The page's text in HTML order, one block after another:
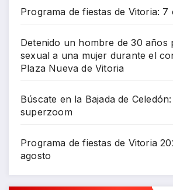
Programa de fiestas de Vitoria: 7
Detenido un hombre de 30 años
sexual a una mujer durante el
Plaza Nueva de Vitoria
Búscate en la Bajada de
superzoom
Programa de fiestas de Vitoria
agosto